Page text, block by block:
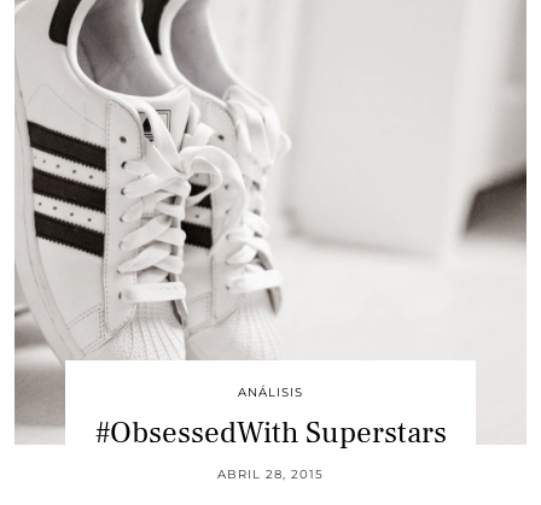
ANÁLISIS
#ObsessedWith Superstars
ABRIL 28, 2015